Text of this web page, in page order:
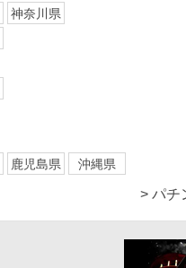
神奈川県
鹿児島県 沖縄県
> パチ